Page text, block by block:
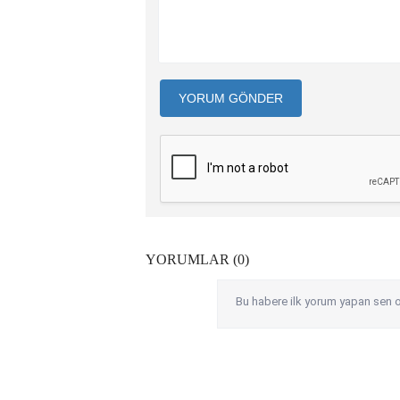
YORUM GÖNDER
YORUMLAR (0)
Bu habere ilk yorum yapan sen